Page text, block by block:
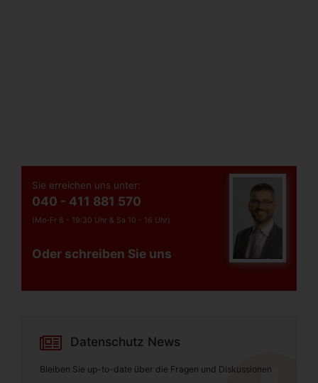
Sie erreichen uns unter:
040 - 411 881 570
(Mo-Fr 8 - 19:30 Uhr & Sa 10 - 16 Uhr)
Oder schreiben Sie uns
Datenschutz News
Bleiben Sie up-to-date über die Fragen und Diskussionen